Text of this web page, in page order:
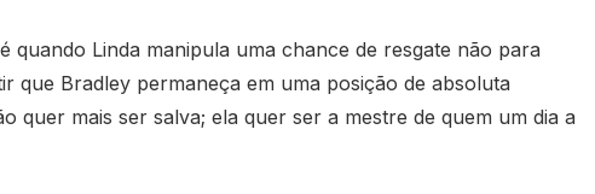
quando Linda manipula uma chance de resgate não para
que Bradley permaneça em uma posição de absoluta
quer mais ser salva; ela quer ser a mestre de quem um dia a